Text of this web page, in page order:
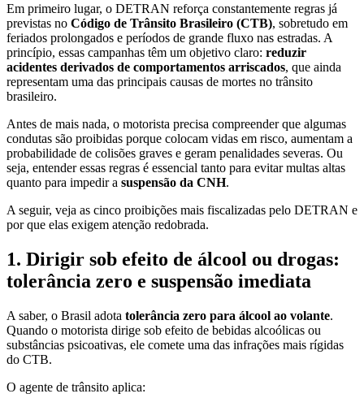
Em primeiro lugar, o DETRAN reforça constantemente regras já
previstas no Código de Trânsito Brasileiro (CTB), sobretudo em
feriados prolongados e períodos de grande fluxo nas estradas. A
princípio, essas campanhas têm um objetivo claro: reduzir
acidentes derivados de comportamentos arriscados, que ainda
representam uma das principais causas de mortes no trânsito
brasileiro.
Antes de mais nada, o motorista precisa compreender que algumas
condutas são proibidas porque colocam vidas em risco, aumentam a
probabilidade de colisões graves e geram penalidades severas. Ou
seja, entender essas regras é essencial tanto para evitar multas altas
quanto para impedir a suspensão da CNH.
A seguir, veja as cinco proibições mais fiscalizadas pelo DETRAN e
por que elas exigem atenção redobrada.
1. Dirigir sob efeito de álcool ou drogas:
tolerância zero e suspensão imediata
A saber, o Brasil adota tolerância zero para álcool ao volante.
Quando o motorista dirige sob efeito de bebidas alcoólicas ou
substâncias psicoativas, ele comete uma das infrações mais rígidas
do CTB.
O agente de trânsito aplica: